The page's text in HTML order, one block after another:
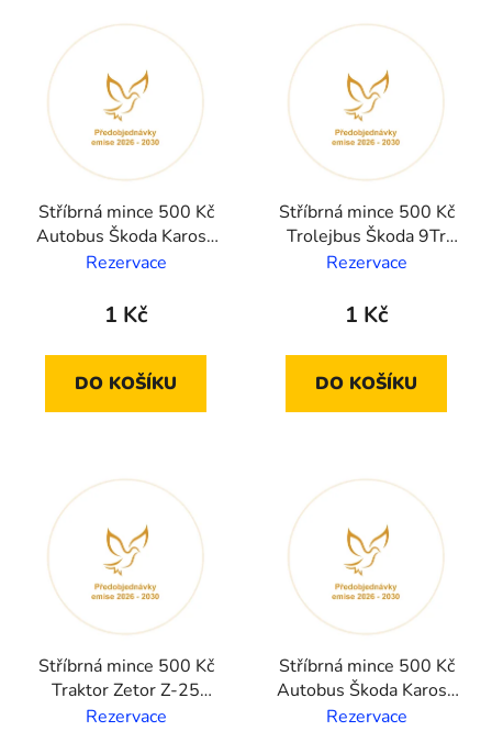
Stříbrná mince 500 Kč
Autobus Škoda Karosa
706 RTO 2029
Rezervace
1 Kč
DO KOŠÍKU
Stříbrná mince 500 Kč
Trolejbus Škoda 9Tr
2030 proof
Rezervace
1 Kč
DO KOŠÍKU
Stříbrná mince 500 Kč
Traktor Zetor Z-25
2027 proof
Rezervace
Stříbrná mince 500 Kč
Autobus Škoda Karosa
706 RTO 2029 proof
Rezervace